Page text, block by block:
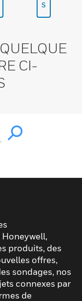
S
CI-
produits, des
offres,
sondages, nos
connexes par
de